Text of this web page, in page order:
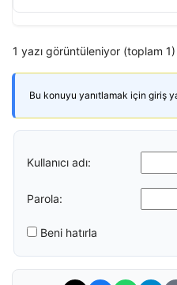
1 yazı görüntüleniyor (toplam 1)
Bu konuyu yanıtlamak için giriş
Kullanıcı adı:
Parola:
Beni hatırla